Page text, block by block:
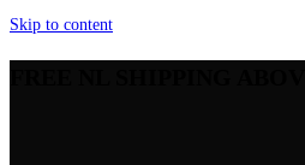
Skip to content